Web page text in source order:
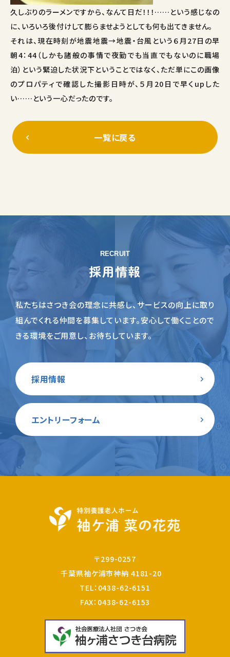
久しぶりのラーメンですから、なんて日だ！！！……という感じなの
に、いろいろ後付けして膨らませようとしても何も出てきません。
それは、現在時刻が地震地震→地震・台風という６月27日の早
朝4：44（しかも諸般の事情で夜勤でも当直でもないのに職場
泊）という緊迫した状況下ということではなく、ただ単にこの画像
のプロパティで確認した撮影日時が、５月20日で早くupした
い……という一心だったのです。
一覧に戻る
RECRUIT
採用情報
私たちはさつき会の理念に共感し、サービスの向上に取り
組んでくれる仲間を募集しています。安心して働くことので
きる環境をご用意し、お待ちしています。
採用情報
エントリーフォーム
〒299-0257
千葉県袖ケ浦市神納 4181-20
TEL： 0438-62-6151
FAX：0438-62-6153